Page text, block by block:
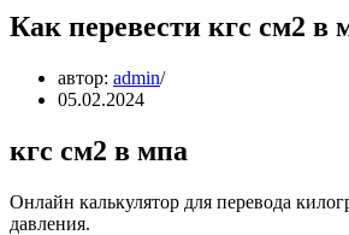
Как перевести кгс см2 в
автор: admin
05.02.2024
кгс см2 в мпа
Онлайн калькулятор для перевода
давления.